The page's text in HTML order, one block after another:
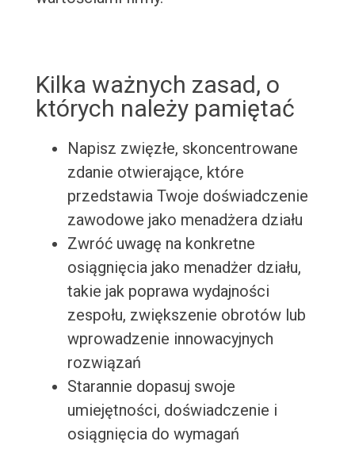
Kilka ważnych zasad, o
których należy pamiętać
Napisz zwięzłe, skoncentrowane
zdanie otwierające, które
przedstawia Twoje doświadczenie
zawodowe jako menadżera działu
Zwróć uwagę na konkretne
osiągnięcia jako menadżer działu,
takie jak poprawa wydajności
zespołu, zwiększenie obrotów lub
wprowadzenie innowacyjnych
rozwiązań
Starannie dopasuj swoje
umiejętności, doświadczenie i
osiągnięcia do wymagań